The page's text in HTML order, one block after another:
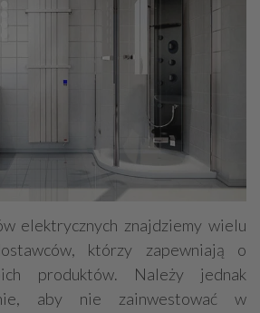
elektrycznych znajdziemy wielu
którzy zapewniają o
produktów. Należy jednak
aby nie zainwestować w